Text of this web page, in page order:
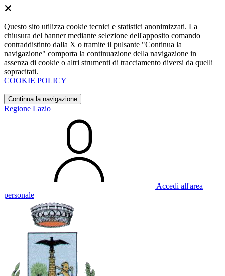
Questo sito utilizza cookie tecnici e statistici anonimizzati. La
chiusura del banner mediante selezione dell'apposito comando
contraddistinto dalla X o tramite il pulsante "Continua la
navigazione" comporta la continuazione della navigazione in
assenza di cookie o altri strumenti di tracciamento diversi da quelli
sopracitati.
COOKIE POLICY
Continua la navigazione
Regione Lazio
Accedi all'area
personale